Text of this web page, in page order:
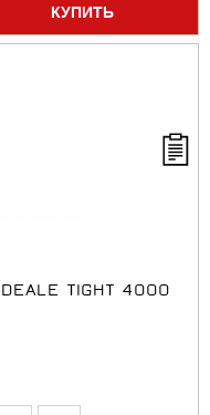
TIGHT 4000